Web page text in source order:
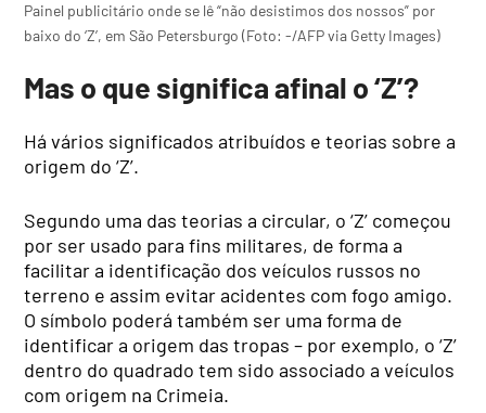
Painel publicitário onde se lê “não desistimos dos nossos” por
baixo do ‘Z’, em São Petersburgo (Foto: -/AFP via Getty Images)
Mas o que significa afinal o ‘Z’?
Há vários significados atribuídos e teorias sobre a
origem do ‘Z’.
Segundo uma das teorias a circular, o ‘Z’ começou
por ser usado para fins militares, de forma a
facilitar a identificação dos veículos russos no
terreno e assim evitar acidentes com fogo amigo.
O símbolo poderá também ser uma forma de
identificar a origem das tropas – por exemplo, o ‘Z’
dentro do quadrado tem sido associado a veículos
com origem na Crimeia.